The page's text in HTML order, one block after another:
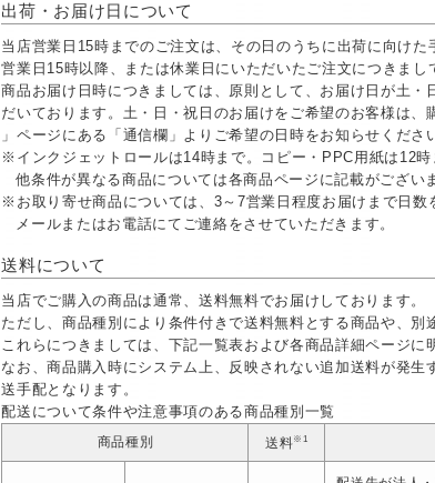
出荷・お届け日について
当店営業日15時までのご注文は、その日のうちに出荷に向けた
営業日15時以降、または休業日にいただいたご注文につきまし
商品お届け日時につきましては、原則として、お届け日が土
だいております。土・日・祝日のお届けをご希望のお客様は
」ページにある「通信欄」よりご希望の日時をお知らせくださ
※インクジェットロールは14時まで。コピー・PPC用紙は12
他条件が異なる商品については各商品ページに記載がござい
※お取り寄せ商品については、3～7営業日程度お届けまで日数
メールまたはお電話にてご連絡をさせていただきます。
送料について
当店でご購入の商品は通常、送料無料でお届けしております。
ただし、商品種別により条件付きで送料無料とする商品や、別
これらにつきましては、下記一覧表および各商品詳細ページに
なお、商品購入時にシステム上、反映されない追加送料が発
送手配となります。
配送について条件や注意事項のある商品種別一覧
商品種別 送料※1